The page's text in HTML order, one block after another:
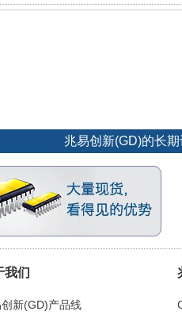
兆易创新(GD)的长
我们
新(GD)产品线